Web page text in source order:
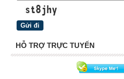
HỖ TRỢ TRỰC TUYẾN